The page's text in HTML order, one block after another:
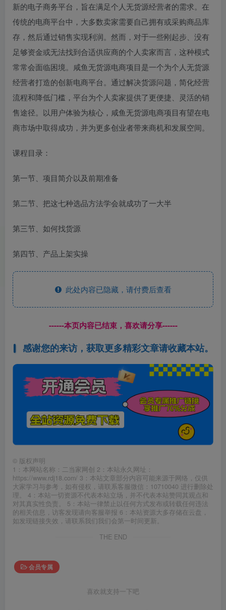
新的电子商务平台，旨在满足个人无货源经营者的需求。在
传统的电商平台中，大多数卖家需要自己拥有或采购商品库
存，然后通过销售实现利润。然而，对于一些刚起步、没有
足够资金或无法找到合适供应商的个人卖家而言，这种模式
常常会面临困境。咸鱼无货源电商项目是一个为个人无货源
经营者打造的创新电商平台。通过解决货源问题，简化经营
流程和降低门槛，平台为个人卖家提供了更便捷、灵活的销
售途径。以用户体验为核心，咸鱼无货源电商项目有望在电
商市场中取得成功，并为更多创业者带来商机和发展空间。
课程目录：
第一节、项目简介以及前期准备
第二节、把这七种选品方法学会就成功了一大半
第三节、如何找货源
第四节、产品上架实操
此处内容已隐藏，请付费后查看
------本页内容已结束，喜欢请分享------
感谢您的来访，获取更多精彩文章请收藏本站。
© 版权声明
1：本网站名称：二当家网创 2：本站永久网址：
https://www.rdj18.com/ 3：本站文章部分内容可能来源于网络，仅供
大家学习与参考，如有侵权，请联系客服微信：10710040 进行删除处
理。 4：本站一切资源不代表本站立场，并不代表本站赞同其观点和
对其真实性负责。 5：本站一律禁止以任何方式发布或转载任何违法
的相关信息，访客发现请向客服举报 6：本站资源大多存储在云盘，
如发现链接失效，请联系我们我们会第一时间更新。
THE END
会员专属
喜欢就支持一下吧